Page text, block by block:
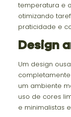
temperatura e
otimizando
praticidade e
Design
Um design
um ambiente
uso de cores
e minimalistas